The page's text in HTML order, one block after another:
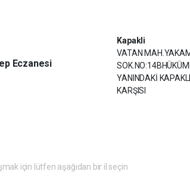
Eczanesi
Kapakli
VATAN
YANINDAKİ
KARŞISI
için lütfen aşağıdan bir il seçin